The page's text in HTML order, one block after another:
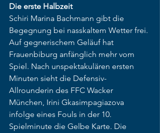
Die erste Halbzeit
Schiri Marina Bachmann gibt die
Begegnung bei nasskaltem Wetter frei.
Auf gegnerischem Geläuf hat
Frauenbiburg anfänglich mehr vom
Spiel. Nach unspektakulären ersten
Minuten sieht die Defensiv-
Allrounderin des FFC Wacker
München, Irini Gkasimpagiazova
infolge eines Fouls in der 10.
Spielminute die Gelbe Karte. Die